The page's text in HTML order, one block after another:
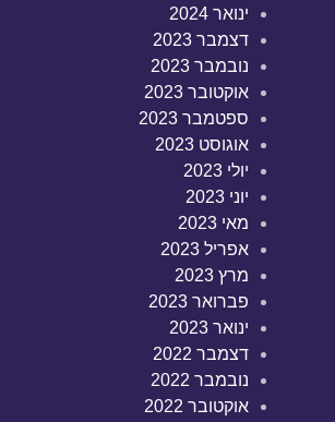
ינואר 2024
דצמבר 2023
נובמבר 2023
אוקטובר 2023
ספטמבר 2023
אוגוסט 2023
יולי 2023
יוני 2023
מאי 2023
אפריל 2023
מרץ 2023
פברואר 2023
ינואר 2023
דצמבר 2022
נובמבר 2022
אוקטובר 2022